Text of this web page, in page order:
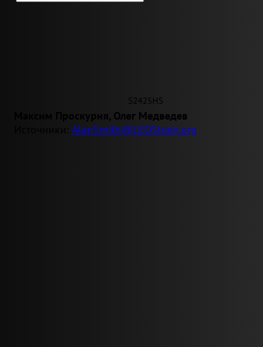
S2425HS
Максим Проскурня, Олег Медведев
AlanSmith@LEDStrain.org